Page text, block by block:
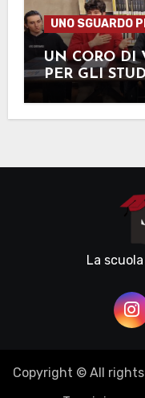
UNO SGUARDO
UN CORO DI
PER GLI
La
Copyright © All rights